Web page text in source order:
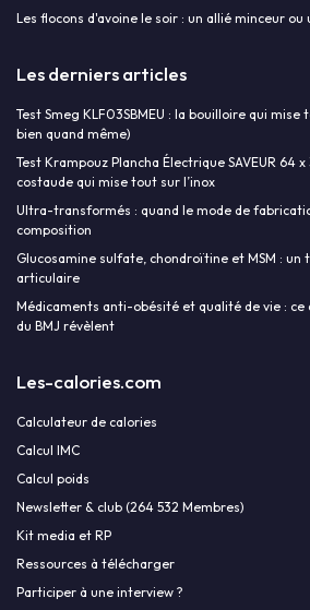
Les flocons d'avoine le soir : un allié minceur ou
Les derniers articles
Test Smeg KLF03SBMEU : la bouilloire qui
bien quand même)
Test Krampouz Plancha Électrique SAVEUR 64
costaude qui mise tout sur l’inox
Ultra-transformés : quand le mode de
composition
Glucosamine sulfate, chondroïtine et MSM :
articulaire
Médicaments anti-obésité et qualité de vie : ce
du BMJ révèlent
Les-calories.com
Calculateur de calories
Calcul IMC
Calcul poids
Newsletter & club (264 532 Membres)
Kit media et RP
Ressources à télécharger
Participer à une interview ?